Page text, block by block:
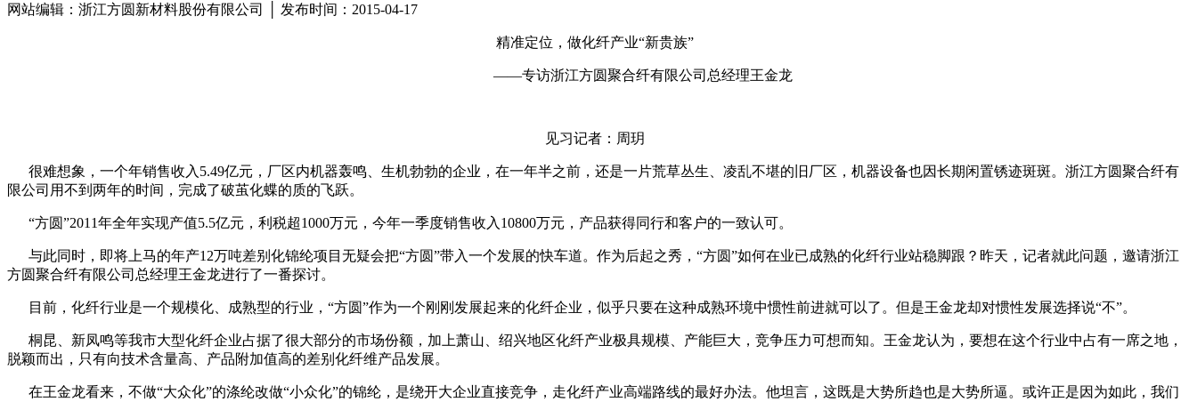
网站编辑：浙江方圆新材料股份有限公司 │ 发布时间：2015-04-17
精准定位，做化纤产业“新贵族”
——专访浙江方圆聚合纤有限公司总经理王金龙
见习记者：周玥
很难想象，一个年销售收入5.49亿元，厂区内机器轰鸣、生机勃勃的企业，在一年半之前，还是一片荒草丛生、凌乱不堪的旧厂区，机器设备也因长期闲置锈迹斑斑。浙江方圆聚合纤有
限公司用不到两年的时间，完成了破茧化蝶的质的飞跃。
“方圆”2011年全年实现产值5.5亿元，利税超1000万元，今年一季度销售收入10800万元，产品获得同行和客户的一致认可。
与此同时，即将上马的年产12万吨差别化锦纶项目无疑会把“方圆”带入一个发展的快车道。作为后起之秀，“方圆”如何在业已成熟的化纤行业站稳脚跟？昨天，记者就此问题，邀请浙江
方圆聚合纤有限公司总经理王金龙进行了一番探讨。
目前，化纤行业是一个规模化、成熟型的行业，“方圆”作为一个刚刚发展起来的化纤企业，似乎只要在这种成熟环境中惯性前进就可以了。但是王金龙却对惯性发展选择说“不”。
桐昆、新凤鸣等我市大型化纤企业占据了很大部分的市场份额，加上萧山、绍兴地区化纤产业极具规模、产能巨大，竞争压力可想而知。王金龙认为，要想在这个行业中占有一席之地，
脱颖而出，只有向技术含量高、产品附加值高的差别化纤维产品发展。
在王金龙看来，不做“大众化”的涤纶改做“小众化”的锦纶，是绕开大企业直接竞争，走化纤产业高端路线的最好办法。他坦言，这既是大势所趋也是大势所逼。或许正是因为如此，我们